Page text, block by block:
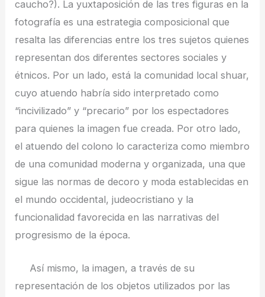
caucho?). La yuxtaposición de las tres figuras en la
fotografía es una estrategia composicional que
resalta las diferencias entre los tres sujetos quienes
representan dos diferentes sectores sociales y
étnicos. Por un lado, está la comunidad local shuar,
cuyo atuendo habría sido interpretado como
“incivilizado” y “precario” por los espectadores
para quienes la imagen fue creada. Por otro lado,
el atuendo del colono lo caracteriza como miembro
de una comunidad moderna y organizada, una que
sigue las normas de decoro y moda establecidas en
el mundo occidental, judeocristiano y la
funcionalidad favorecida en las narrativas del
progresismo de la época.
Así mismo, la imagen, a través de su
representación de los objetos utilizados por las